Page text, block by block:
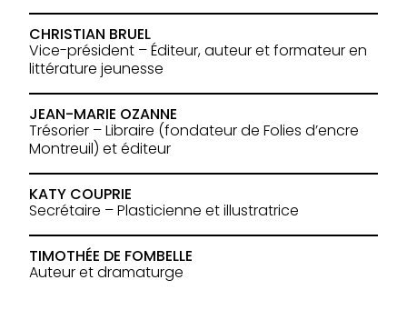
CHRISTIAN BRUEL
Vice-président – Éditeur, auteur et formateur en
littérature jeunesse
JEAN-MARIE OZANNE
Trésorier – Libraire (fondateur de Folies d’encre
Montreuil) et éditeur
KATY COUPRIE
Secrétaire – Plasticienne et illustratrice
TIMOTHÉE DE FOMBELLE
Auteur et dramaturge